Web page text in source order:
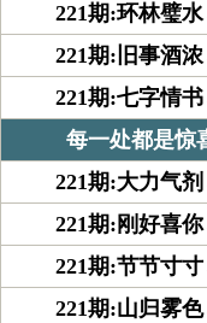
221期:环林璧
221期:旧事酒
221期:七字情
每一处都是惊
221期:大力气
221期:刚好喜
221期:节节寸
221期:山归雾